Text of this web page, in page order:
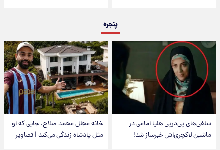
پنجره
سلفی‌های پی‌درپی هلیا امامی در
ماشین لاکچری‌اش خبرساز شد!
خانه مجلل محمد صلاح، جایی که او
مثل پادشاه زندگی می‌کند | تصاویر